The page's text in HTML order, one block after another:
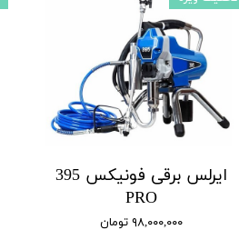
ایرلس برقی فونیکس 395
PRO
۹۸,۰۰۰,۰۰۰ تومان